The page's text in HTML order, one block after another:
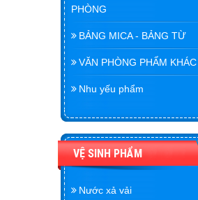
PHÒNG
BẢNG MICA - BẢNG TỪ
VĂN PHÒNG PHẨM KHÁC
Nhu yếu phẩm
VỆ SINH PHẨM
Nước xả vải